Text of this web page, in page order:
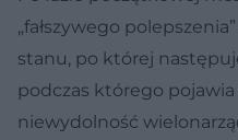
„fałszywego
stanu, po której
podczas którego
niewydolność